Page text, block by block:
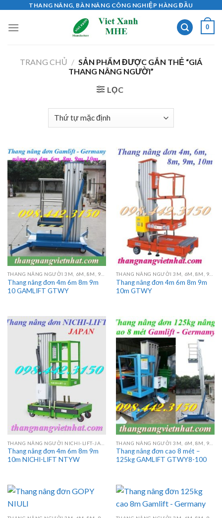
content
THANG NÂNG, BÀN NÂNG CÔNG NGHIỆP HÀNG ĐẦU
0
TRANG CHỦ / SẢN PHẨM ĐƯỢC GẮN THẺ “GIÁ
THANG NÂNG NGƯỜI”
LỌC
Thang nâng đơn 4m 6m 8m 9m
10 GAMLIFT GTWY
Thang nâng đơn 4m 6m 8m 9m
10m GTWY
Thang nâng đơn 4m 6m 8m 9m
10m NICHI-LIFT NTYW
Thang nâng đơn cao 8 mét –
125kg GAMLIFT GTWY8-100